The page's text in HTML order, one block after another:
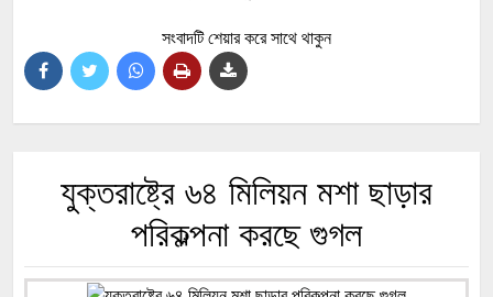
সংবাদটি শেয়ার করে সাথে থাকুন
যুক্তরাষ্ট্রে ৬৪ মিলিয়ন মশা ছাড়ার
পরিকল্পনা করছে গুগল